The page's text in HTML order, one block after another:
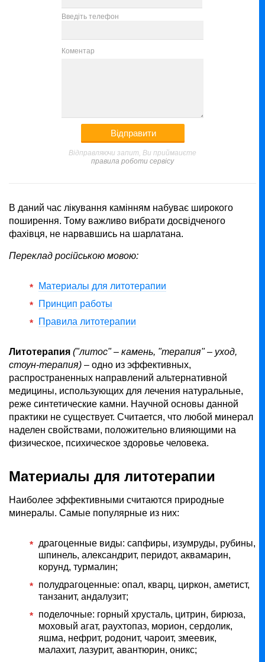
Введіть телефон
Коментар
Відправляючи запит, Ви приймаиєте
правила роботи сервісу
В даний час лікування камінням набуває широкого
поширення. Тому важливо вибрати досвідченого
фахівця, не нарвавшись на шарлатана.
Переклад російською мовою:
Материалы для литотерапии
Принцип работы
Правила литотерапии
Литотерапия ("литос" – камень, "терапия" – уход,
стоун-терапия) – одно из эффективных,
распространенных направлений альтернативной
медицины, использующих для лечения натуральные,
реже синтетические камни. Научной основы данной
практики не существует. Считается, что любой минерал
наделен свойствами, положительно влияющими на
физическое, психическое здоровье человека.
Материалы для литотерапии
Наиболее эффективными считаются природные
минералы. Самые популярные из них:
драгоценные виды: сапфиры, изумруды, рубины,
шпинель, александрит, перидот, аквамарин,
корунд, турмалин;
полудрагоценные: опал, кварц, циркон, аметист,
танзанит, андалузит;
поделочные: горный хрусталь, цитрин, бирюза,
моховый агат, раухтопаз, морион, сердолик,
яшма, нефрит, родонит, чароит, змеевик,
малахит, лазурит, авантюрин, оникс;